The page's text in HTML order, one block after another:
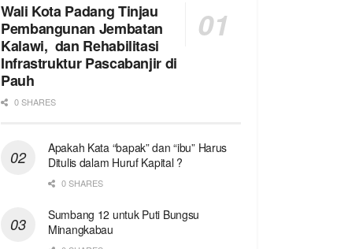
Wali Kota Padang Tinjau
Pembangunan Jembatan
Kalawi, dan Rehabilitasi
Infrastruktur Pascabanjir di
Pauh
0 SHARES
Apakah Kata “bapak” dan “ibu” Harus
Ditulis dalam Huruf Kapital ?
0 SHARES
Sumbang 12 untuk Puti Bungsu
Minangkabau